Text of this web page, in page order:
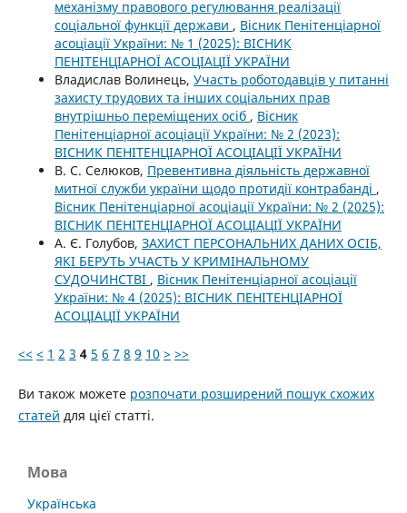
механізму правового регулювання реалізації
соціальної функції держави , Вісник Пенітенціарної
асоціації України: № 1 (2025): ВІСНИК
ПЕНІТЕНЦІАРНОЇ АСОЦІАЦІЇ УКРАЇНИ
Владислав Волинець, Участь роботодавців у питанні
захисту трудових та інших соціальних прав
внутрішньо переміщених осіб , Вісник
Пенітенціарної асоціації України: № 2 (2023):
ВІСНИК ПЕНІТЕНЦІАРНОЇ АСОЦІАЦІЇ УКРАЇНИ
В. С. Селюков, Превентивна діяльність державної
митної служби україни щодо протидії контрабанді ,
Вісник Пенітенціарної асоціації України: № 2 (2025):
ВІСНИК ПЕНІТЕНЦІАРНОЇ АСОЦІАЦІЇ УКРАЇНИ
А. Є. Голубов, ЗАХИСТ ПЕРСОНАЛЬНИХ ДАНИХ ОСІБ,
ЯКІ БЕРУТЬ УЧАСТЬ У КРИМІНАЛЬНОМУ
СУДОЧИНСТВІ , Вісник Пенітенціарної асоціації
України: № 4 (2025): ВІСНИК ПЕНІТЕНЦІАРНОЇ
АСОЦІАЦІЇ УКРАЇНИ
<< < 1 2 3 4 5 6 7 8 9 10 > >>
Ви також можете розпочати розширений пошук схожих
статей для цієї статті.
Мова
Українська